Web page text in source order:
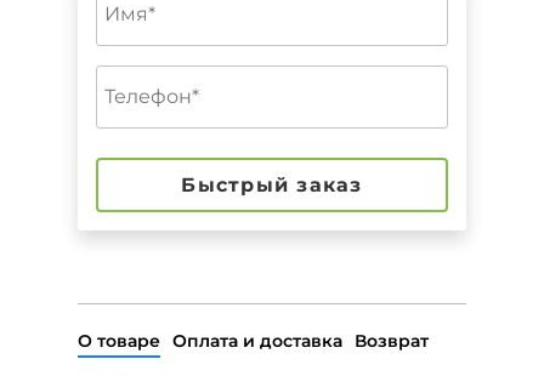
Быстрый заказ
О товаре Оплата и доставка Возврат